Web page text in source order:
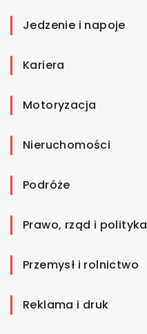
Jedzenie i napoje
Kariera
Motoryzacja
Nieruchomości
Podróże
Prawo, rząd i polityka
Przemysł i rolnictwo
Reklama i druk